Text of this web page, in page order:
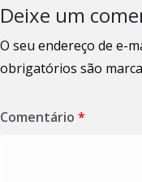
Deixe um
O seu endereço de e-
obrigatórios são
Comentário *